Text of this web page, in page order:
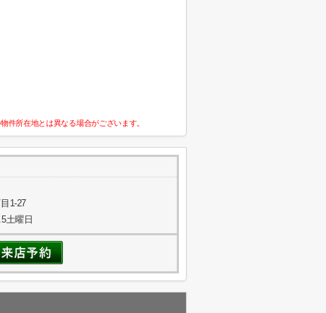
件所在地とは異なる場合がございます。
1-27
土曜日